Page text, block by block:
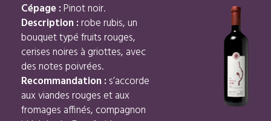
Cépage :Pinot noir.
Description :robe rubis, un
bouquet typé fruits rouges,
cerises noires à griottes, avec
des notes poivrées.
Recommandation : s’accorde
aux viandes rouges et aux
fromages affinés, compagnon